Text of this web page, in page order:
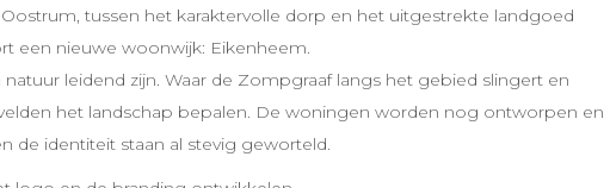
tussen het karaktervolle dorp en het uitgestrekte landgoed
een nieuwe woonwijk: Eikenheem.
leidend zijn. Waar de Zompgraaf langs het gebied slingert en
het landschap bepalen. De woningen worden nog ontworpen en
de identiteit staan al stevig geworteld.